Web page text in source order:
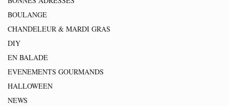
BOULANGE
CHANDELEUR & MARDI GRAS
DIY
EN BALADE
EVENEMENTS GOURMANDS
HALLOWEEN
NEWS